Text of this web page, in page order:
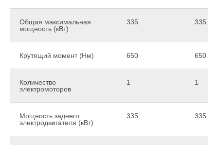
Общая максимальная
мощность (кВт)
335 335
Крутящий момент (Нм) 650 650
Количество
электромоторов
1 1
Мощность заднего
электродвигателя (кВт)
335 335